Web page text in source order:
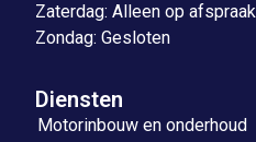
Zaterdag: Alleen op afspraak
Zondag: Gesloten
Diensten
Motorinbouw en onderhoud